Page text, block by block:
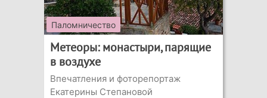
Паломничество
Метеоры: монастыри, парящие
в воздухе
Впечатления и фоторепортаж
Екатерины Степановой